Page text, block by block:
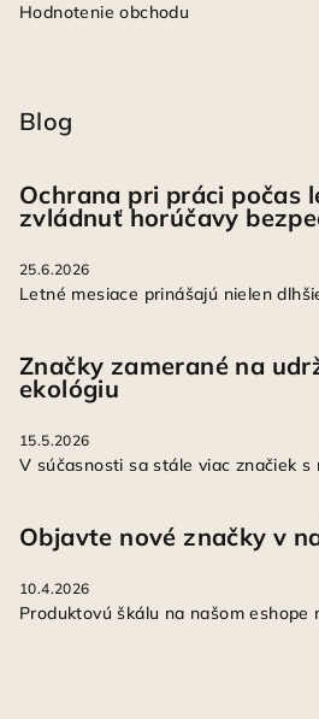
Hodnotenie obchodu
Blog
Ochrana pri práci počas
zvládnuť horúčavy
25.6.2026
Letné mesiace prinášajú nielen
Značky zamerané na
ekológiu
15.5.2026
V súčasnosti sa stále viac značiek s
Objavte nové značky v
10.4.2026
Produktovú škálu na našom eshope